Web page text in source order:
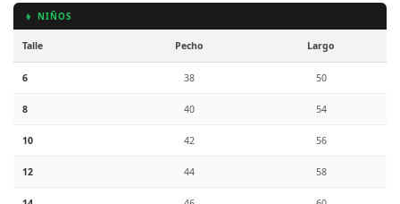
👦 NIÑOS
Talle Pecho Largo
6 38 50
8 40 54
10 42 56
12 44 58